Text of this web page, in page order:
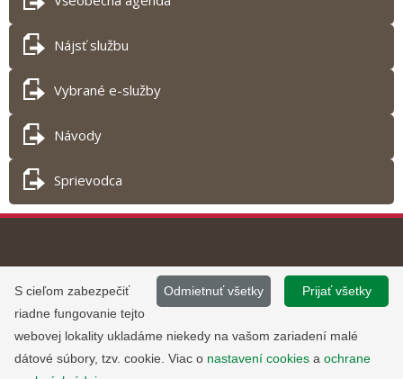
Nájsť službu
Vybrané e-služby
Návody
Sprievodca
Tlač obsahu
©2013 - 2026, Slovensko.sk
Informácie zverejnené na portáli
majú informatívny charakter.
Prevádzku stránky
www.slovensko.sk a správu jej
obsahu zabezpečuje
Prijať všetky
Odmietnuť všetky
S cieľom zabezpečiť
riadne fungovanie tejto
webovej lokality ukladáme niekedy na vašom zariadení malé
dátové súbory, tzv. cookie. Viac o nastavení cookies a ochrane